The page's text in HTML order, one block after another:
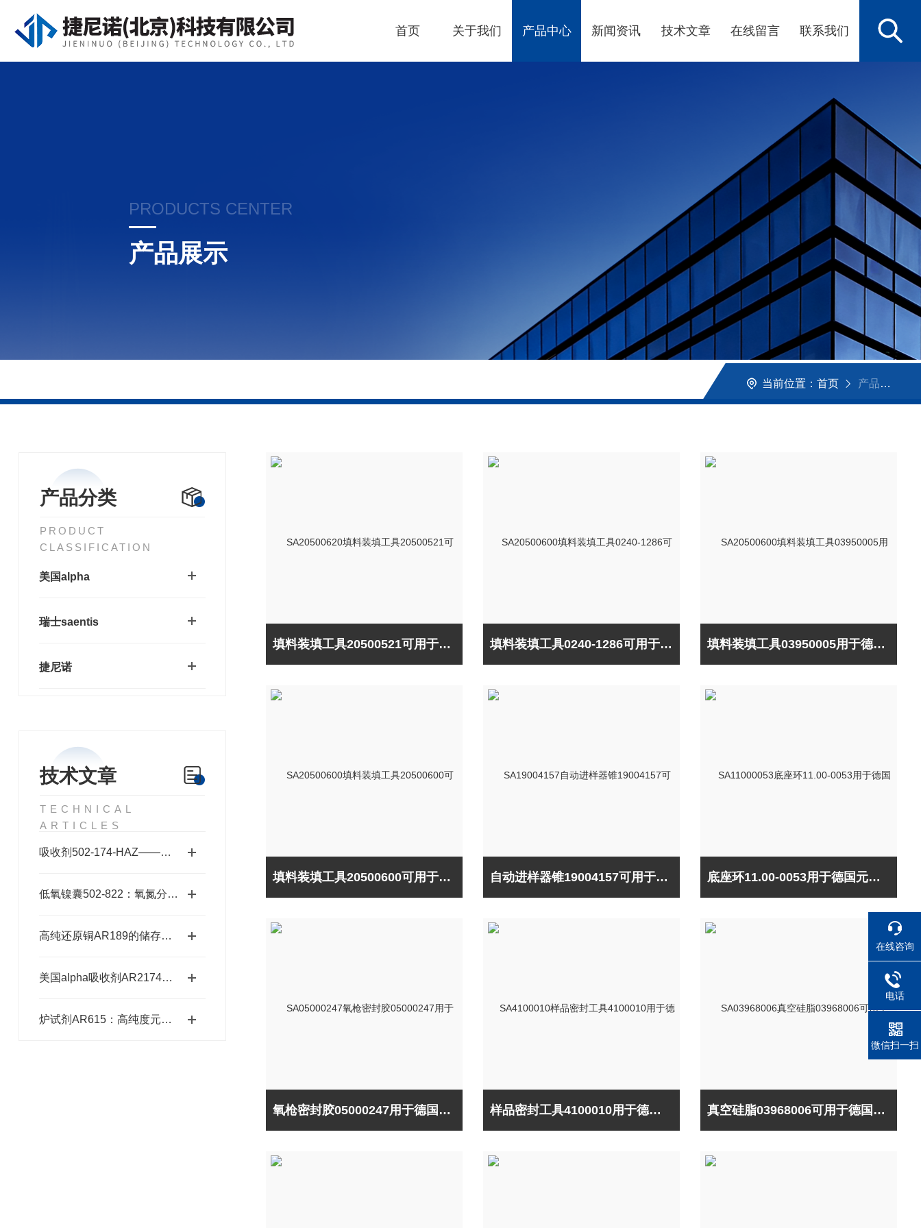
首页 关于我们 产品中心 新闻资讯 技术文章 在线留言 联系我们
PRODUCTS CENTER
产品展示
当前位置：首页 产品展示
产品分类
PRODUCT
CLASSIFICATION
美国alpha
瑞士saentis
捷尼诺
技术文章
TECHNICAL
ARTICLES
吸收剂502-174-HAZ——碱石棉二氧化碳吸收剂原理与元素分析及气体净化应用
低氧镍囊502-822：氧氮分析的高效助熔载体
高纯还原铜AR189的储存、预处理、加工、检测
美国alpha吸收剂AR2174：适配多种元素的精准分析需求
炉试剂AR615：高纯度元素分析耗材，赋能精准检测高效推进
填料装填工具20500521可用于美国Thermo 填料装填工具0240-1286可用于美国PE 填料装填工具03950005用于德国Elementar
填料装填工具20500600可用于美国Thermo 自动进样器锥19004157可用于美国Thermo 底座环11.00-0053用于德国元素Elementar
氧枪密封胶05000247用于德国元素Elementar 样品密封工具4100010用于德国元素Elementar 真空硅脂03968006可用于德国元素Elementar
在线咨询
电话
微信扫一扫